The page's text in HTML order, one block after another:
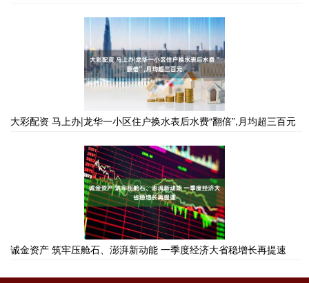
大彩配资 马上办|龙华一小区住户换水表后水费“翻倍”,月均超三百元
诚金资产 筑牢压舱石、澎湃新动能 一季度经济大省稳增长再提速